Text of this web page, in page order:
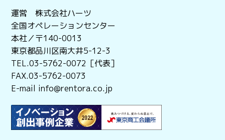
運営 株式会社ハーツ
全国オペレーションセンター
本社／〒140-0013
東京都品川区南大井5-12-3
TEL.03-5762-0072［代表］
FAX.03-5762-0073
E-mail info@rentora.co.jp